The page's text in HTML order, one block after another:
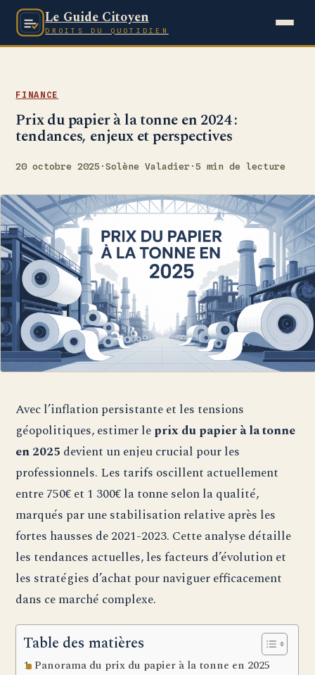
Le Guide Citoyen
DROITS DU QUOTIDIEN
FINANCE
Prix du papier à la tonne en 2024 :
tendances, enjeux et perspectives
20 octobre 2025 ·Solène Valadier ·5 min de lecture
Avec l’inflation persistante et les tensions
géopolitiques, estimer leprix du papier à la tonne
en 2025 devient un enjeu crucial pour les
professionnels. Les tarifs oscillent actuellement
entre 750€ et 1 300€ la tonne selon la qualité,
marqués par une stabilisation relative après les
fortes hausses de 2021-2023. Cette analyse détaille
les tendances actuelles, les facteurs d’évolution et
les stratégies d’achat pour naviguer efficacement
dans ce marché complexe.
Table des matières
Panorama du prix du papier à la tonne en 2025